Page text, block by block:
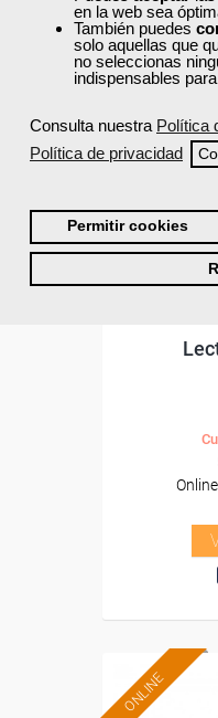
en la web sea
También puedes
solo aquellas que
no seleccionas
indispensables
Consulta nuestra Política
Política de privacidad
Permitir cookies
ONLINE
Para
trabajadores
ONLINE